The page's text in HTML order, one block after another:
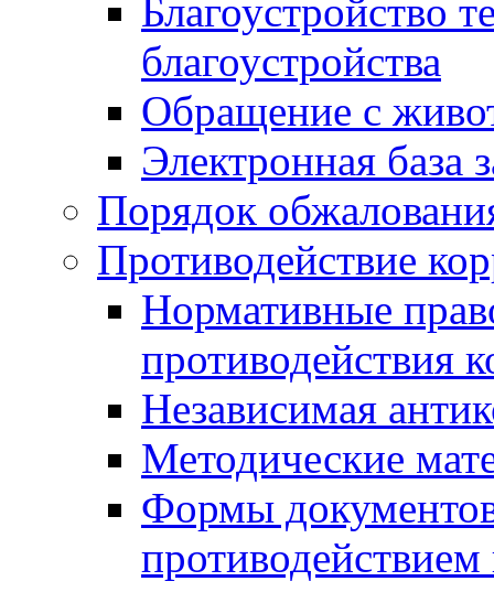
Благоустройство
благоустройства
Обращение с
Электронная база
Порядок
Противодействие
Нормативные
противодействия
Независимая
Методические
Формы